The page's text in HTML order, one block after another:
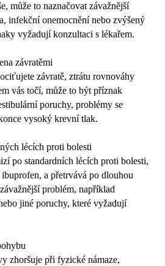
může to naznačovat závažnější
infekční onemocnění nebo zvýšený
vyžadují konzultaci s lékařem.
závratěmi
závratě, ztrátu rovnováhy
vás točí, může to být příznak
poruchy, problémy se
vysoký krevní tlak.
lécích proti bolesti
po standardních lécích proti bolesti,
a přetrvává po dlouhou
problém, například
jiné poruchy, které vyžadují
zhoršuje při fyzické námaze,